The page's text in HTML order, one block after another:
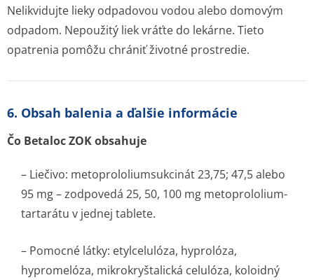
Nelikvidujte lieky odpadovou vodou alebo domovým
odpadom. Nepoužitý liek vráťte do lekárne. Tieto
opatrenia pomôžu chrániť životné prostredie.
6. Obsah balenia a ďalšie informácie
Čo Betaloc ZOK obsahuje
– Liečivo: metoprololium­sukcinát 23,75; 47,5 alebo
95 mg – zodpovedá 25, 50, 100 mg metoprololium­
tartarátu v jednej tablete.
– Pomocné látky: etylcelulóza, hyprolóza,
hypromelóza, mikrokryštalická celulóza, koloidný